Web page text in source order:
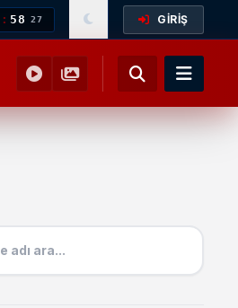
: 58 28 GİRİŞ
YEMEK TARIFLERI SAĞLIK